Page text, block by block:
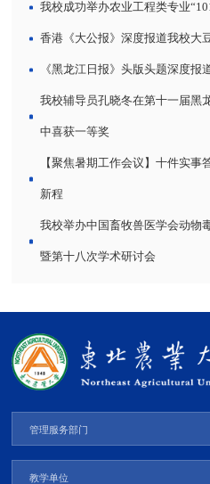
我校成功举办农业工程类专业
香港《大公报》深度报道我校大
《黑龙江日报》头版头题深度报
我校辅导员孔晓冬在第十一届黑
中喜获一等奖
【聚焦暑期工作会议】十件实
新程
我校举办中国畜牧兽医学会动物
暨第十八次学术研讨会
管理服务部门
教学单位